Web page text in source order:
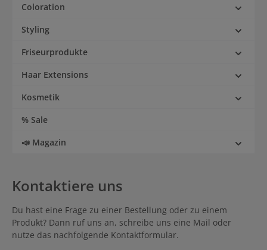
Coloration
Styling
Friseurprodukte
Haar Extensions
Kosmetik
% Sale
📣 Magazin
Kontaktiere uns
Du hast eine Frage zu einer Bestellung oder zu einem
Produkt? Dann ruf uns an, schreibe uns eine Mail oder
nutze das nachfolgende Kontaktformular.